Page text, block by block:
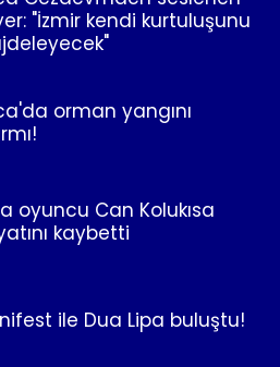
"İzmir kendi kurtuluşunu
orman yangını
oyuncu Can Kolukısa
kaybetti
ile Dua Lipa buluştu!